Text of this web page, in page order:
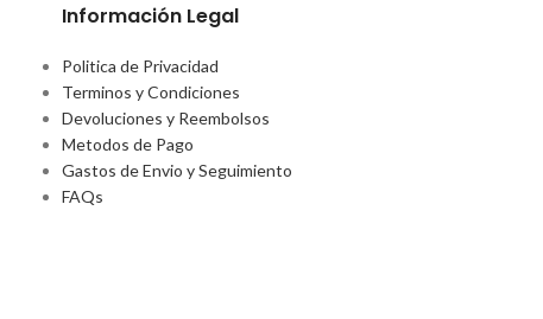
Información Legal
Politica de Privacidad
Terminos y Condiciones
Devoluciones y Reembolsos
Metodos de Pago
Gastos de Envio y Seguimiento
FAQs